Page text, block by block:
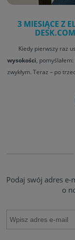
3 MIESIĄCE Z
Kiedy pierwszy raz
wysokości,
zwykłym. Teraz – po
Podaj swój adres
o